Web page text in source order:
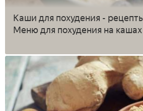
Каши для похудения -
Меню для похудения на кашах